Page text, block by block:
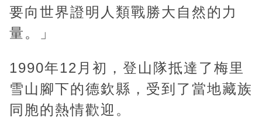
要向世界證明人類戰勝大自然的力
量。」
1990年12月初，登山隊抵達了梅里
雪山腳下的德欽縣，受到了當地藏族
同胞的熱情歡迎。